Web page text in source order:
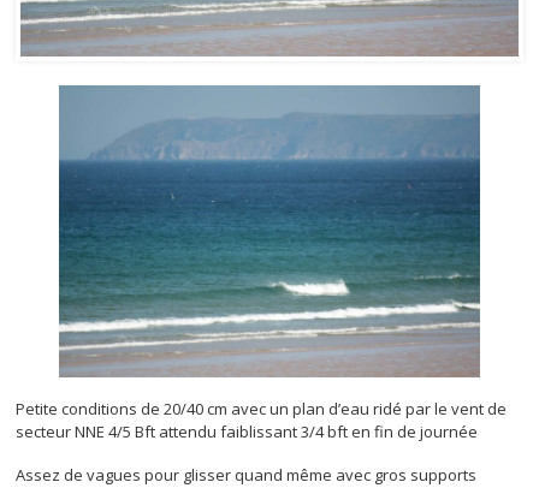
Petite conditions de 20/40 cm avec un plan d’eau ridé par le vent de
secteur NNE 4/5 Bft attendu faiblissant 3/4 bft en fin de journée
Assez de vagues pour glisser quand même avec gros supports